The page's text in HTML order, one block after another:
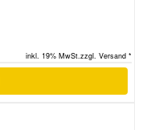
inkl. 19% MwSt.zzgl. Versand *